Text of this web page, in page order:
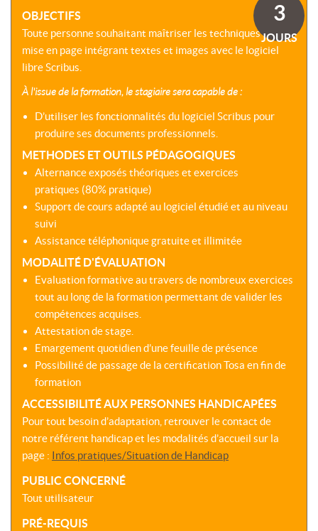
DÉVELOPPEMENT
CPF
ACCORD
VIRTUELLES
COACHING
SÉMINAIRES
BLENDED
MULTI-
MODALES
MALLETTE
DIRIGEANT
NOUS
PRÉSENTATION
DÉMARCHE
NOS
ÉQUIPES
ACTIONS
COLLECTIVES
NOTRE
CENTRE
NATIONAL
OBJECTIFS
Toute personne souhaitant maîtriser les techniques de
mise en page intégrant textes et images avec le logiciel
libre Scribus.
À l'issue de la formation, le stagiaire sera capable de :
D’utiliser les fonctionnalités du logiciel Scribus pour
produire ses documents professionnels.
METHODES ET OUTILS PÉDAGOGIQUES
Alternance exposés théoriques et exercices
pratiques (80% pratique)
Support de cours adapté au logiciel étudié et au niveau
suivi
Assistance téléphonique gratuite et illimitée
MODALITÉ D'ÉVALUATION
Evaluation formative au travers de nombreux exercices
tout au long de la formation permettant de valider les
compétences acquises.
Attestation de stage.
Emargement quotidien d’une feuille de présence
Possibilité de passage de la certification Tosa en fin de
formation
ACCESSIBILITÉ AUX PERSONNES HANDICAPÉES
Pour tout besoin d’adaptation, retrouver le contact de
notre référent handicap et les modalités d’accueil sur la
page : Infos pratiques/Situation de Handicap
PUBLIC CONCERNÉ
Tout utilisateur
PRÉ-REQUIS
3
JOURS